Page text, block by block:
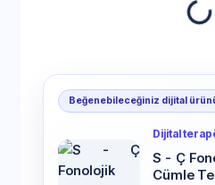
Beğenebileceğiniz dijital
Dijital
S - Ç
Cümle